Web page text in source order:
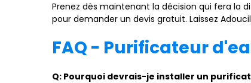
Prenez dès maintenant la décision qui fera la
pour demander un devis gratuit. Laissez
FAQ - Purificateur
Q: Pourquoi devrais-je installer un